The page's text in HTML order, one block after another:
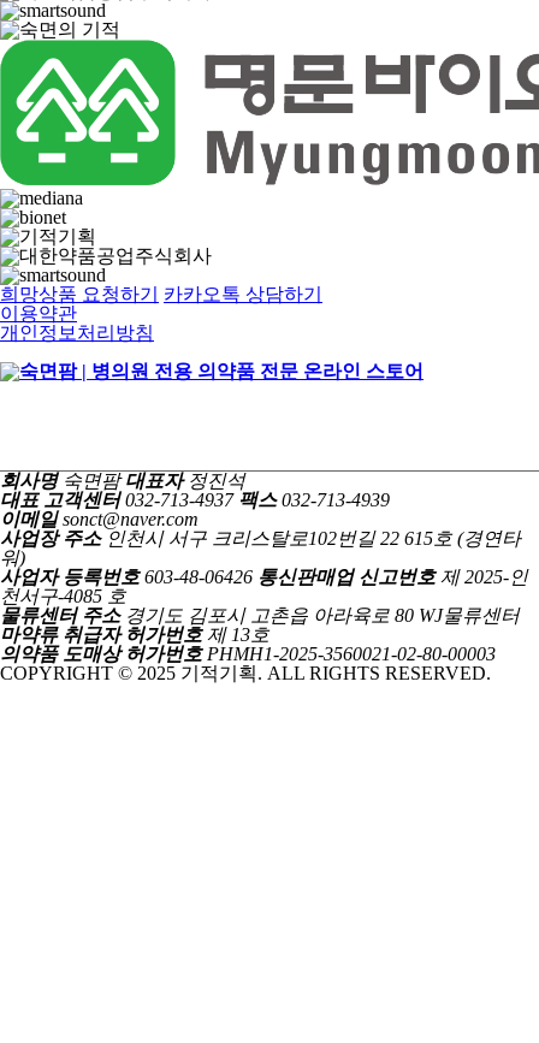
희망상품 요청하기
카카오톡 상담하기
이용약관
개인정보처리방침
회사명숙면팜 대표자 정진석
대표 고객센터032-713-4937 팩스032-713-4939
이메일sonct@naver.com
사업장 주소 인천시 서구 크리스탈로102번길 22 615호 (경연타
워)
사업자 등록번호603-48-06426 통신판매업 신고번호제 2025-인
천서구-4085 호
물류센터 주소경기도 김포시 고촌읍 아라육로 80 WJ물류센터
마약류 취급자 허가번호제 13호
의약품 도매상 허가번호PHMH1-2025-3560021-02-80-00003
COPYRIGHT © 2025 기적기획. ALL RIGHTS RESERVED.